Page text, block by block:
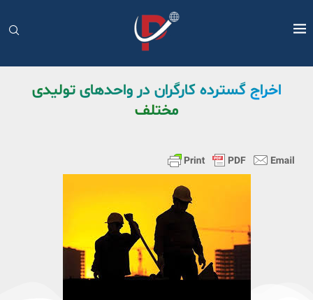
اخراج گسترده کارگران در واحدهای تولیدی
مختلف